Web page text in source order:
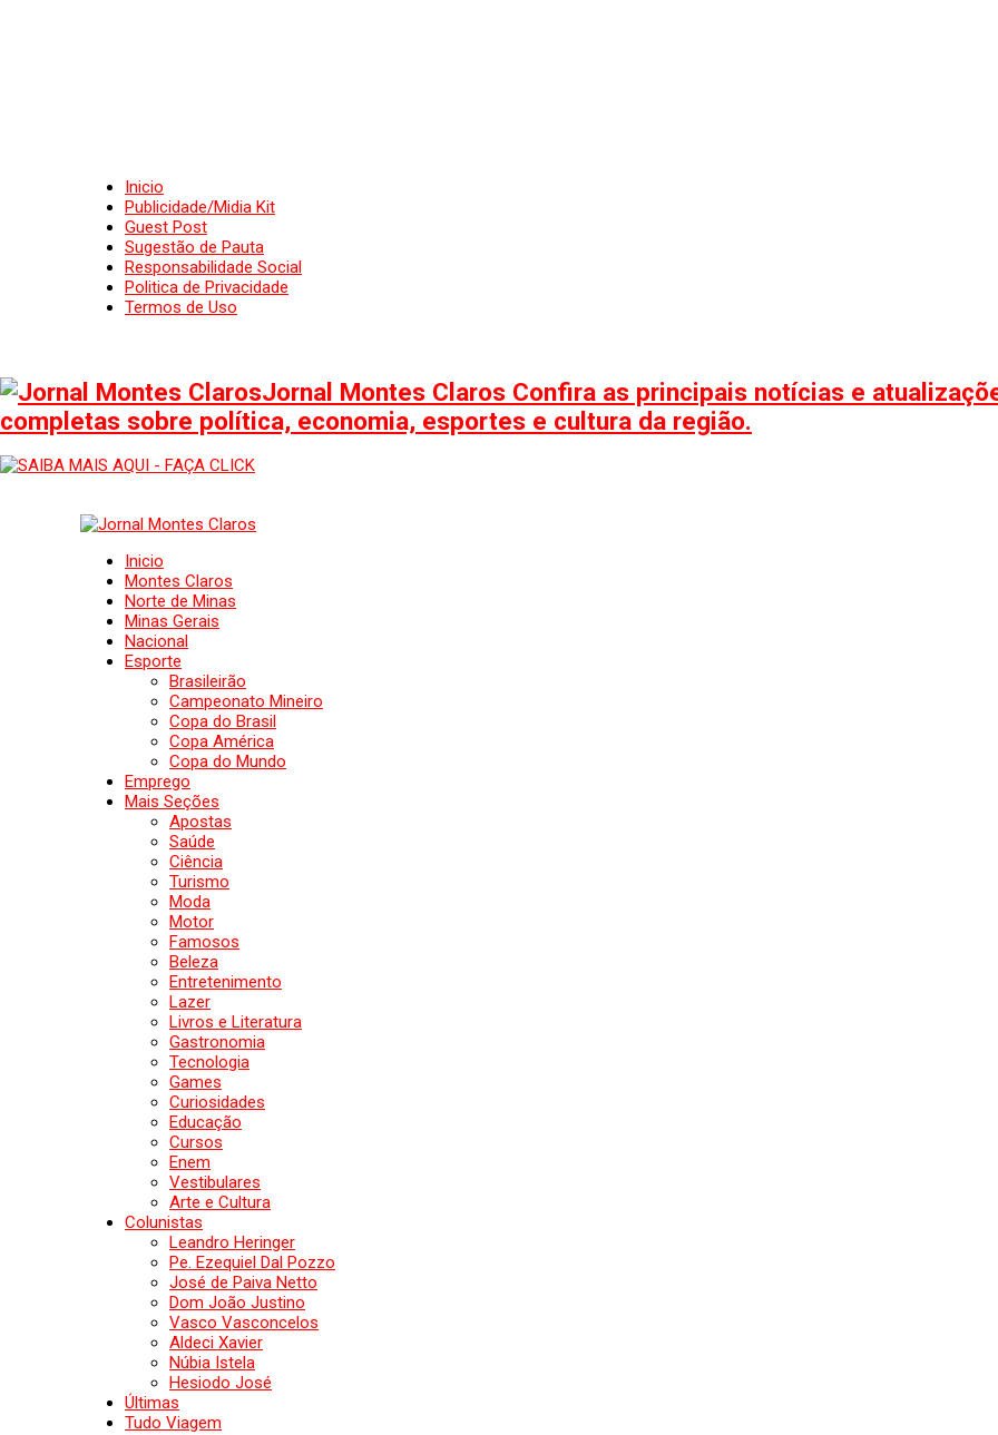
Inicio
Publicidade/Midia Kit
Guest Post
Sugestão de Pauta
Responsabilidade Social
Politica de Privacidade
Termos de Uso
Jornal Montes Claros Confira as principais notícias e
completas sobre política, economia, esportes e cultura da região.
Inicio
Montes Claros
Norte de Minas
Minas Gerais
Nacional
Esporte
Brasileirão
Campeonato Mineiro
Copa do Brasil
Copa América
Copa do Mundo
Emprego
Mais Seções
Apostas
Saúde
Ciência
Turismo
Moda
Motor
Famosos
Beleza
Entretenimento
Lazer
Livros e Literatura
Gastronomia
Tecnologia
Games
Curiosidades
Educação
Cursos
Enem
Vestibulares
Arte e Cultura
Colunistas
Leandro Heringer
Pe. Ezequiel Dal Pozzo
José de Paiva Netto
Dom João Justino
Vasco Vasconcelos
Aldeci Xavier
Núbia Istela
Hesiodo José
Últimas
Tudo Viagem